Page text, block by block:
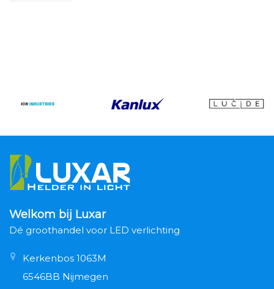
Welkom bij Luxar
Dé groothandel voor LED verlichting
Kerkenbos 1063M
6546BB Nijmegen